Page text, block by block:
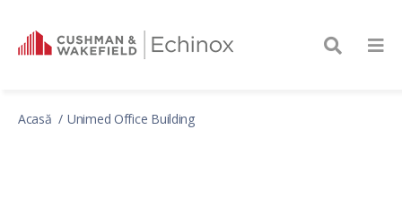
Acasă Unimed Office Building